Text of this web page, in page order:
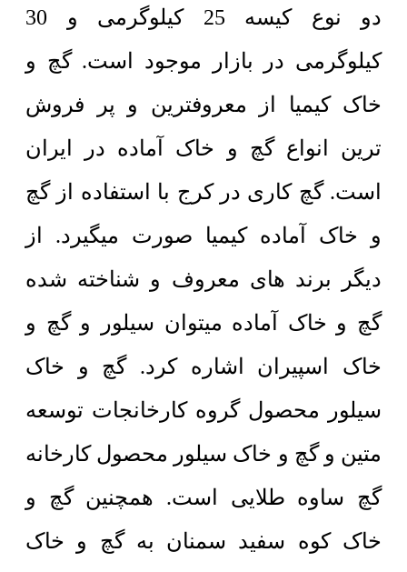
دو نوع کیسه 25 کیلوگرمی و 30
کیلوگرمی در بازار موجود است. گچ و
خاک کیمیا از معروفترین و پر فروش
ترین انواع گچ و خاک آماده در ایران
است. گچ کاری در کرج با استفاده از گچ
و خاک آماده کیمیا صورت میگیرد. از
دیگر برند های معروف و شناخته شده
گچ و خاک آماده میتوان سیلور و گچ و
خاک اسپیران اشاره کرد. گچ و خاک
سیلور محصول گروه کارخانجات توسعه
متین و گچ و خاک سیلور محصول کارخانه
گچ ساوه طلایی است. همچنین گچ و
خاک کوه سفید سمنان به گچ و خاک